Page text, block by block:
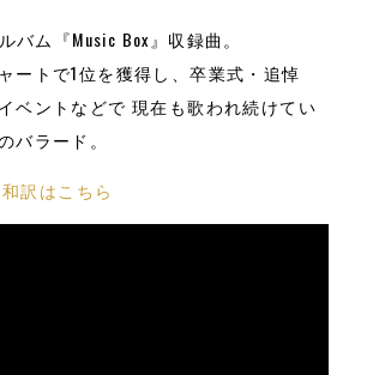
バム『Music Box』収録曲。
ートで1位を獲得し、卒業式・追悼
ベントなどで 現在も歌われ続けてい
バラード。
訳はこちら